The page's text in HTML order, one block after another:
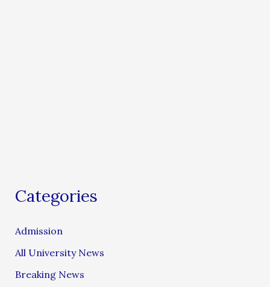
Categories
Admission
All University News
Breaking News